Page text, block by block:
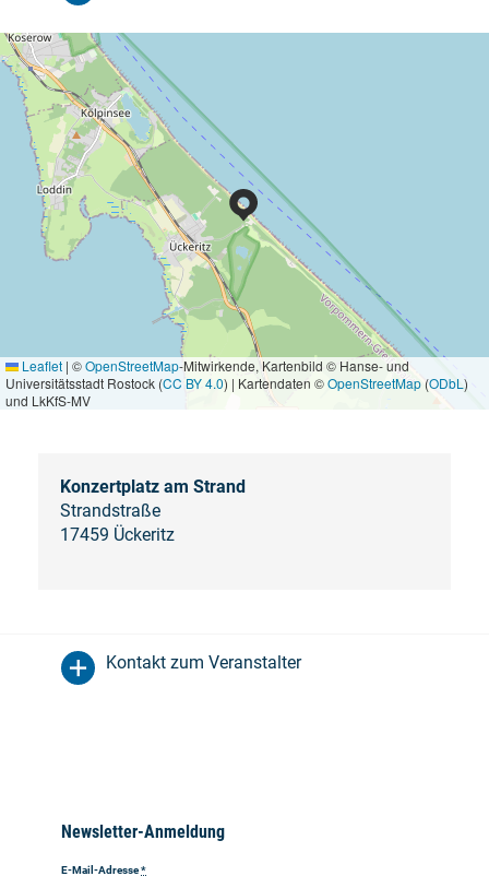
Leaflet | ©OpenStreetMap-Mitwirkende, Kartenbild © Hanse- und
Universitätsstadt Rostock (CC BY 4.0) | Kartendaten ©OpenStreetMap(ODbL)
und LkKfS-MV
Konzertplatz am Strand
Strandstraße
17459 Ückeritz
Kontakt zum Veranstalter
Newsletter-Anmeldung
E-Mail-Adresse*